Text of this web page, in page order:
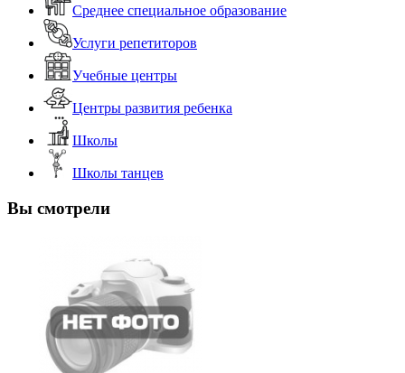
Среднее специальное образование
Услуги репетиторов
Учебные центры
Центры развития ребенка
Школы
Школы танцев
Вы смотрели